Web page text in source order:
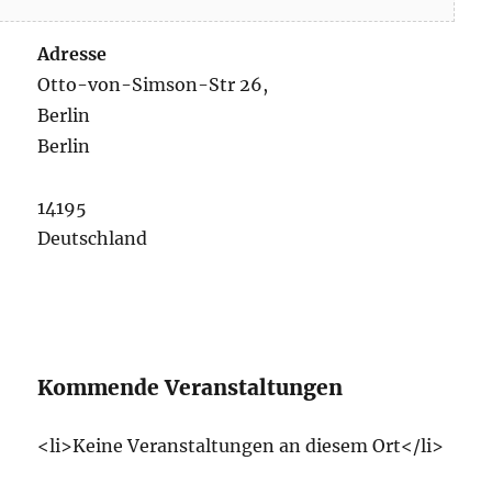
Adresse
Otto-von-Simson-Str 26,
Berlin
Berlin
14195
Deutschland
Kommende Veranstaltungen
<li>Keine Veranstaltungen an diesem Ort</li>